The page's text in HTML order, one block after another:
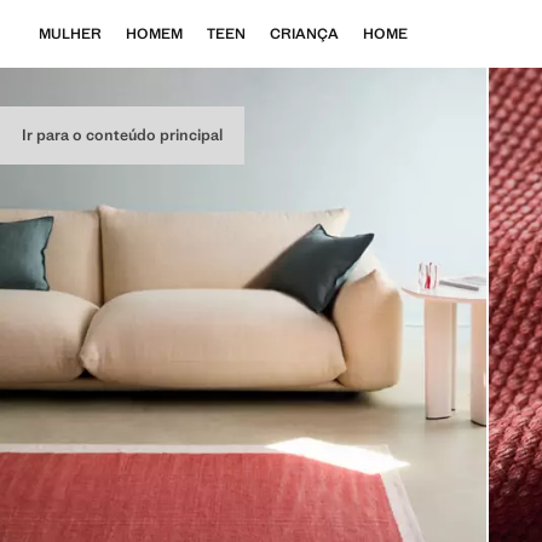
Ir para o conteúdo principal
MULHER HOMEM TEEN CRIANÇA HOME